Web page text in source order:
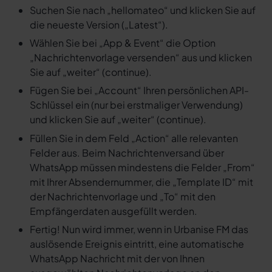
Suchen Sie nach „hellomateo“ und klicken Sie auf
die neueste Version („Latest“).
Wählen Sie bei „App & Event“ die Option
„Nachrichtenvorlage versenden“ aus und klicken
Sie auf „weiter“ (continue).
Fügen Sie bei „Account“ Ihren persönlichen API-
Schlüssel ein (nur bei erstmaliger Verwendung)
und klicken Sie auf „weiter“ (continue).
Füllen Sie in dem Feld „Action“ alle relevanten
Felder aus. Beim Nachrichtenversand über
WhatsApp müssen mindestens die Felder „From“
mit Ihrer Absendernummer, die „Template ID“ mit
der Nachrichtenvorlage und „To“ mit den
Empfängerdaten ausgefüllt werden.
Fertig! Nun wird immer, wenn in Urbanise FM das
auslösende Ereignis eintritt, eine automatische
WhatsApp Nachricht mit der von Ihnen